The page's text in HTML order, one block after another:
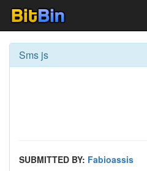
Sms js
SUBMITTED BY: Fabioassis